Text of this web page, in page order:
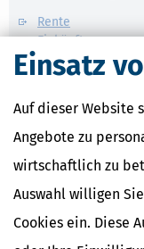
Einsatz
Auf dieser Website
Angebote zu
wirtschaftlich zu
Auswahl willigen
Cookies ein. Diese
Rente
Einkünfte
Einkommensteuer
Pension